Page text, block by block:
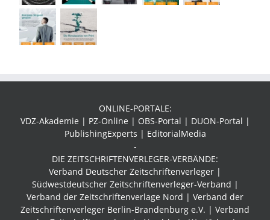
ONLINE-PORTALE:
VDZ-Akademie | PZ-Online | OBS-Portal | DUON-Portal |
PublishingExperts | EditorialMedia
-
DIE ZEITSCHRIFTENVERLEGER-VERBÄNDE:
Verband Deutscher Zeitschriftenverleger |
Südwestdeutscher Zeitschriftenverleger-Verband |
Verband der Zeitschriftenverlage Nord | Verband der
Zeitschriftenverleger Berlin-Brandenburg e.V. | Verband